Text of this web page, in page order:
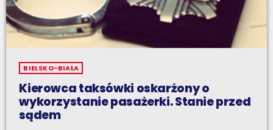
BIELSKO-BIAŁA
Kierowca taksówki oskarżony o
wykorzystanie pasażerki. Stanie przed
sądem